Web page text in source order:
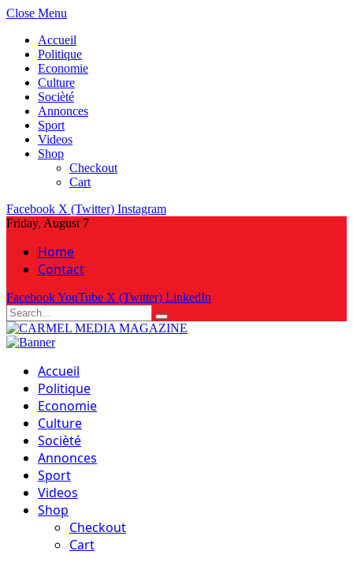
Close Menu
Accueil
Politique
Economie
Culture
Socièté
Annonces
Sport
Videos
Shop
Checkout
Cart
Facebook X (Twitter) Instagram
Friday, August 7
Home
Contact
FacebookYouTube X (Twitter) LinkedIn
Accueil
Politique
Economie
Culture
Socièté
Annonces
Sport
Videos
Shop
Checkout
Cart